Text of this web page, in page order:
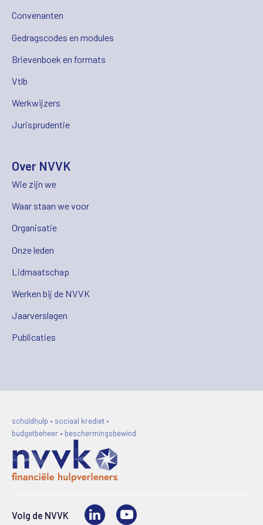
Convenanten
Gedragscodes en modules
Brievenboek en formats
Vtlb
Werkwijzers
Jurisprudentie
Over NVVK
Wie zijn we
Waar staan we voor
Organisatie
Onze leden
Lidmaatschap
Werken bij de NVVK
Jaarverslagen
Publicaties
schuldhulp • sociaal krediet •
budgetbeheer • beschermingsbewind
Volg de NVVK LinkedIn